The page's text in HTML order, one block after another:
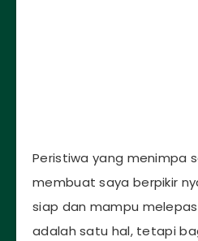
Peristiwa yang menimpa
membuat saya berpikir
siap dan mampu
adalah satu hal, tetapi